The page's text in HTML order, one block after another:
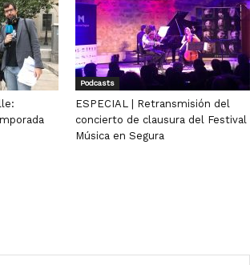
Podcasts
ESPECIAL | Retransmisión del
concierto de clausura del Festival
Música en Segura